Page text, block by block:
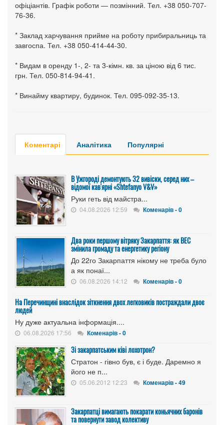
офіціантів. Графік роботи — позмінний. Тел. +38 050-707-
76-36.
* Заклад харчування прийме на роботу прибиральниць та
завгоспа. Тел. +38 050-414-44-30.
* Видам в оренду 1-, 2- та 3-кімн. кв. за ціною від 6 тис.
грн. Тел. 050-814-94-41.
* Винайму квартиру, будинок. Тел. 095-092-35-13.
Коментарі Аналітика Популярні
В Ужгороді демонтують 32 вивіски, серед них –
відомої кав'ярні «Shtefanyo V&V»
Руки геть від майстра...
04.08.2026 12:59 Коменарів - 0
Два роки першому вітряку Закарпаття: як ВЕС
змінила громаду та енергетику регіону
До 22го Закарпаття нікому не треба було
а як понаї...
06.08.2026 14:12 Коменарів - 0
На Перечинщині внаслідок зіткнення двох легковиків постраждали двоє
людей
Ну дуже актуальна інформація....
06.08.2026 17:56 Коменарів - 0
Зі закарпатським ківі лохотрон?
Стратон - гівно був, є і буде. Даремно я
його не п...
05.06.2012 12:23 Коменарів - 49
Закарпатці вимагають покарати коньячних баронів
та повернути завод колективу